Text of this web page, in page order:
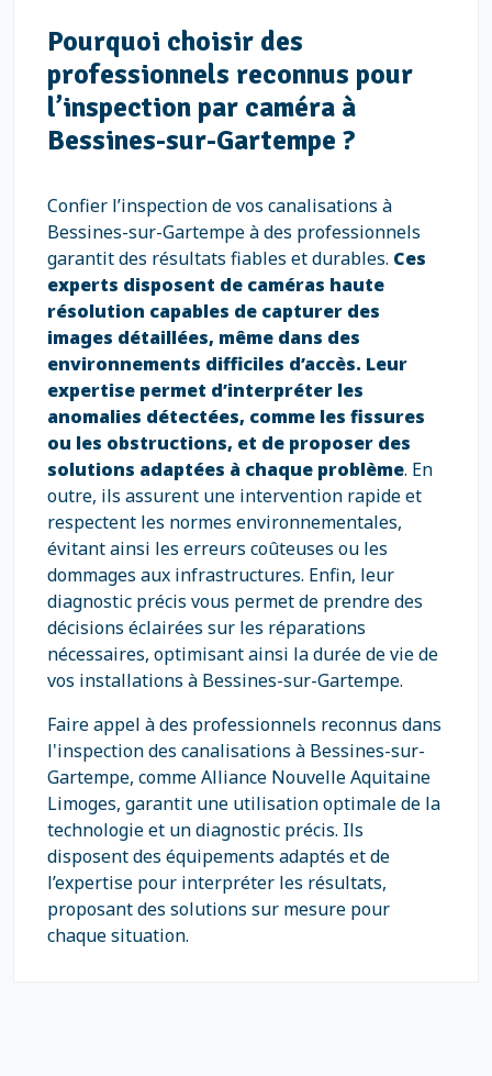
Pourquoi choisir des
professionnels reconnus pour
l’inspection par caméra à
Bessines-sur-Gartempe ?
Confier l’inspection de vos canalisations à
Bessines-sur-Gartempe à des professionnels
garantit des résultats fiables et durables. Ces
experts disposent de caméras haute
résolution capables de capturer des
images détaillées, même dans des
environnements difficiles d’accès. Leur
expertise permet d’interpréter les
anomalies détectées, comme les fissures
ou les obstructions, et de proposer des
solutions adaptées à chaque problème. En
outre, ils assurent une intervention rapide et
respectent les normes environnementales,
évitant ainsi les erreurs coûteuses ou les
dommages aux infrastructures. Enfin, leur
diagnostic précis vous permet de prendre des
décisions éclairées sur les réparations
nécessaires, optimisant ainsi la durée de vie de
vos installations à Bessines-sur-Gartempe.
Faire appel à des professionnels reconnus dans
l'inspection des canalisations à Bessines-sur-
Gartempe, comme Alliance Nouvelle Aquitaine
Limoges, garantit une utilisation optimale de la
technologie et un diagnostic précis. Ils
disposent des équipements adaptés et de
l’expertise pour interpréter les résultats,
proposant des solutions sur mesure pour
chaque situation.